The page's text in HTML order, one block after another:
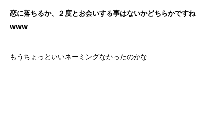
恋に落ちるか、２度とお会いする事はないかどちらかですね
www
もうちょっといいネーミングなかったのかな